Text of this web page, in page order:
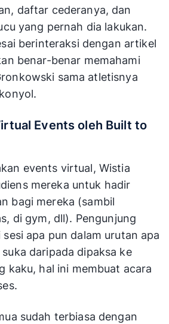
daftar cederanya, dan
yang pernah dia lakukan.
berinteraksi dengan artikel
benar-benar memahami
sama atletisnya
Events oleh Built to
events virtual, Wistia
mereka untuk hadir
bagi mereka (sambil
di gym, dll). Pengunjung
apa pun dalam urutan apa
daripada dipaksa ke
kaku, hal ini membuat acara
sudah terbiasa dengan